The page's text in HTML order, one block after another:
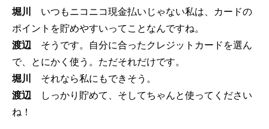
堀川
いつもニコニコ現金払いじゃない私は、カードの
ポイントを貯めやすいってことなんですね。
渡辺 そうです。自分に合ったクレジットカードを選ん
で、とにかく使う。ただそれだけです。
堀川
それなら私にもできそう。
渡辺 しっかり貯めて、そしてちゃんと使ってください
ね！